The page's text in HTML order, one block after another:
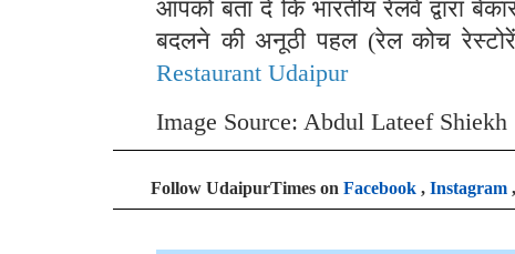
आपको बता दे कि भारतीय रेलवे द्वारा
बदलने की अनूठी पहल (रेल कोच
Restaurant Udaipur
Image Source: Abdul Lateef Shiekh
Follow UdaipurTimes on Facebook , Instagram